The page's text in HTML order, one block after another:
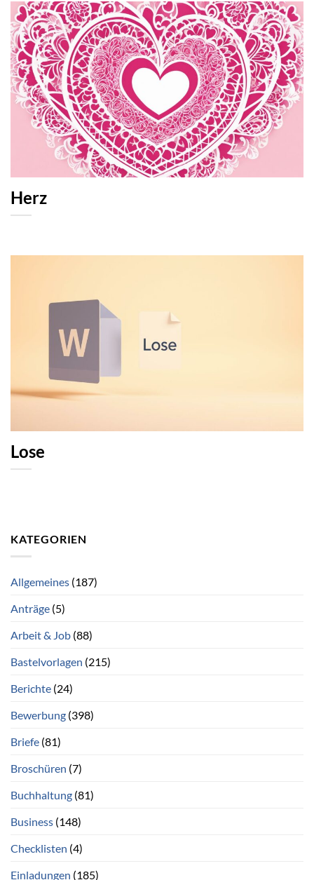
Herz
Lose
KATEGORIEN
Allgemeines (187)
Anträge (5)
Arbeit & Job (88)
Bastelvorlagen (215)
Berichte (24)
Bewerbung (398)
Briefe (81)
Broschüren (7)
Buchhaltung (81)
Business (148)
Checklisten (4)
Einladungen (185)